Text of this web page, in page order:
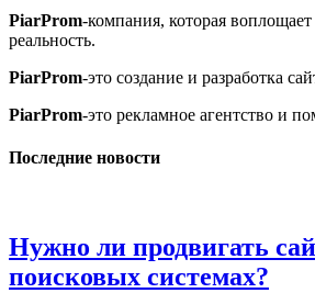
PiarProm-компания, которая
реальность.
PiarProm-это создание и разработка
PiarProm-это рекламное агентство и
Последние новости
Нужно ли продвигать
поисковых системах?